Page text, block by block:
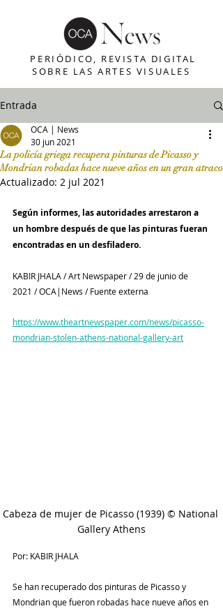
PERIÓDICO, REVISTA DIGITAL
SOBRE LAS ARTES VISUALES
Entrada
La policía griega recupera pinturas de Picasso y
Mondrian robadas hace nueve años en un gran atraco
OCA | News
30 jun 2021
Actualizado: 2 jul 2021
Según informes, las autoridades arrestaron a
un hombre después de que las pinturas fueran
encontradas en un desfiladero.
KABIR JHALA / Art Newspaper / 29 de junio de
2021 / OCA|News / Fuente externa
https://www.theartnewspaper.com/news/picasso-
mondrian-stolen-athens-national-gallery-art
Cabeza de mujer de Picasso (1939) © National
Gallery Athens
Por: KABIR JHALA
Se han recuperado dos pinturas de Picasso y
Mondrian que fueron robadas hace nueve años en